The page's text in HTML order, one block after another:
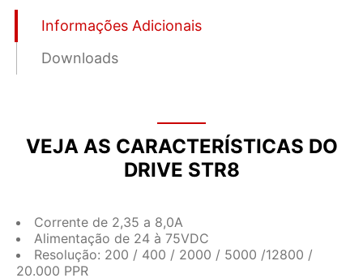
Informações Adicionais
Downloads
VEJA AS CARACTERÍSTICAS DO
DRIVE STR8
Corrente de 2,35 a 8,0A
Alimentação de 24 à 75VDC
Resolução: 200 / 400 / 2000 / 5000 /12800 /
20.000 PPR